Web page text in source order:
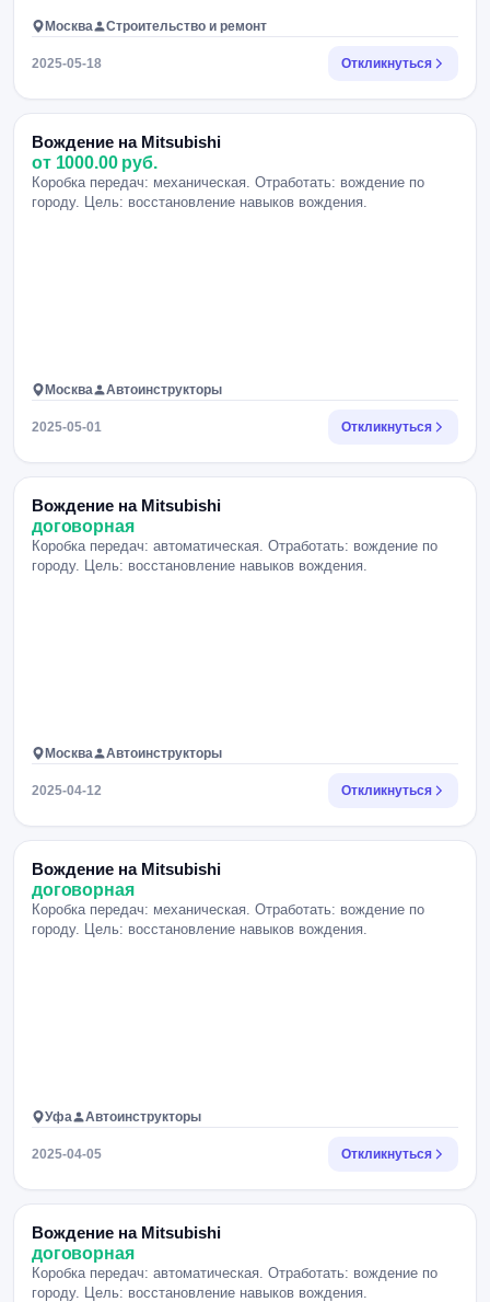
Москва Строительство и ремонт
2025-05-18 Откликнуться
Вождение на Mitsubishi
от 1000.00 руб.
Коробка передач: механическая. Отработать: вождение по
городу. Цель: восстановление навыков вождения.
Москва Автоинструкторы
2025-05-01 Откликнуться
Вождение на Mitsubishi
договорная
Коробка передач: автоматическая. Отработать: вождение по
городу. Цель: восстановление навыков вождения.
Москва Автоинструкторы
2025-04-12 Откликнуться
Вождение на Mitsubishi
договорная
Коробка передач: механическая. Отработать: вождение по
городу. Цель: восстановление навыков вождения.
Уфа Автоинструкторы
2025-04-05 Откликнуться
Вождение на Mitsubishi
договорная
Коробка передач: автоматическая. Отработать: вождение по
городу. Цель: восстановление навыков вождения.